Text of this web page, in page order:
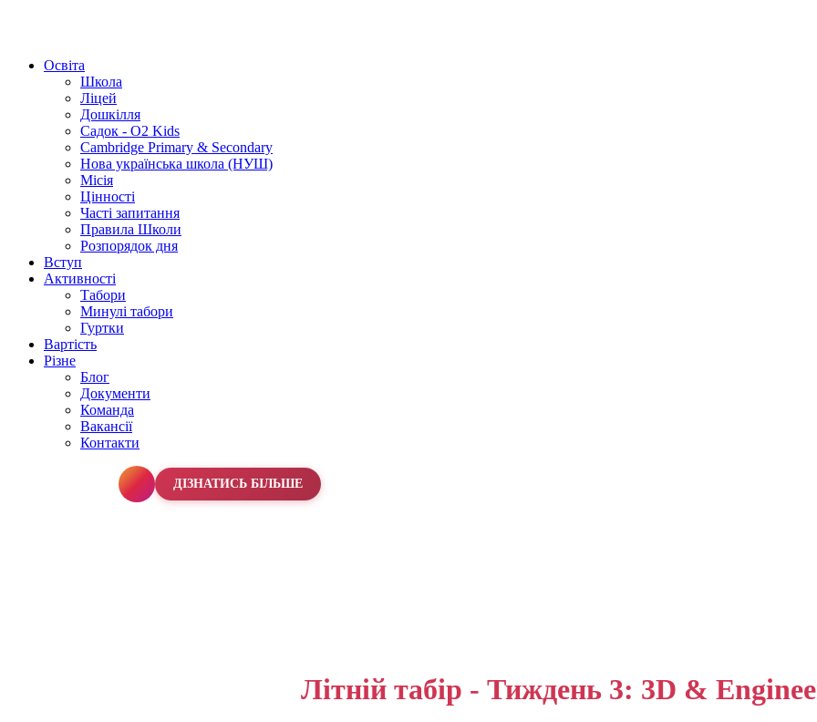
Освіта
Школа
Ліцей
Дошкілля
Садок - O2 Kids
Cambridge Primary & Secondary
Нова українська школа (НУШ)
Місія
Цінності
Часті запитання
Правила Школи
Розпорядок дня
Вступ
Активності
Табори
Минулі табори
Гуртки
Вартість
Різне
Блог
Документи
Команда
Вакансії
Контакти
ДІЗНАТИСЬ БІЛЬШЕ
Літній табір - Тиждень 3: 3D &